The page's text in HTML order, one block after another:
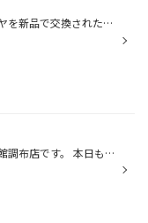
タイヤ館では、タイヤを新品で交換された後に まずは走行距離で100キロ程慣らし走行をしていただいてます。 その後、一度ご来店いただきタイヤの空気圧にバラツキがないかの点検と ナット、ボルトの締め付けのバラツキがないかの確認をさせていただいて おります。 お客様の声 タイヤパターン レグ...
こんにちは！タイヤ館調布店です。 本日も暑い中、ご来店いただき ありがとうございます♪❁¨̮ 残暑とはなんなんだろう？と 思うような暑さですが 夕方になると涼しい風をたまに感じますね！ 本日は、ヘッドライトコーティングを ご紹介します！ こちらの作業は、 お車のヘッドライトの曇りや、汚れな...